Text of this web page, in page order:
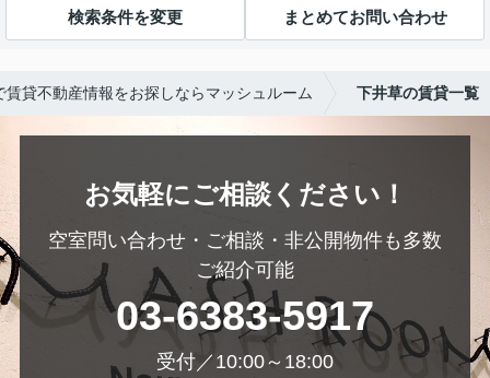
検索条件を変更 まとめてお問い合わせ
貸不動産情報をお探しならマッシュルーム 下井草の賃貸一覧
お気軽にご相談ください！
空室問い合わせ・ご相談・非公開物件も多数
ご紹介可能
03-6383-5917
受付／10:00～18:00